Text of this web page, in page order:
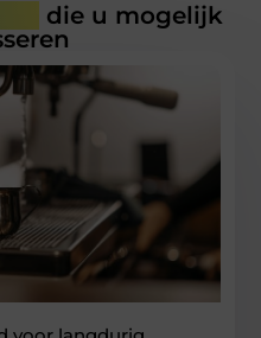
die u mogelijk